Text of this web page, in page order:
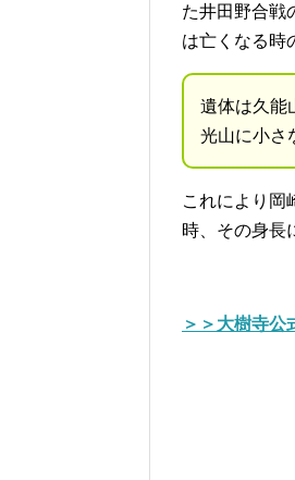
た井田野合戦
は亡くなる時
遺体は久能
光山に小さ
これにより岡
時、その身長
＞＞大樹寺公